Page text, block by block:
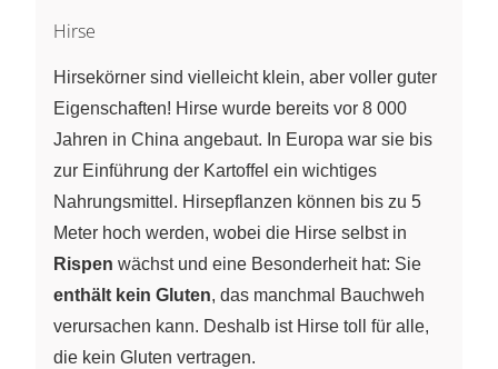
Hirse
Hirsekörner sind vielleicht klein, aber voller guter
Eigenschaften! Hirse wurde bereits vor 8 000
Jahren in China angebaut. In Europa war sie bis
zur Einführung der Kartoffel ein wichtiges
Nahrungsmittel. Hirsepflanzen können bis zu 5
Meter hoch werden, wobei die Hirse selbst in
Rispen wächst und eine Besonderheit hat: Sie
enthält kein Gluten, das manchmal Bauchweh
verursachen kann. Deshalb ist Hirse toll für alle,
die kein Gluten vertragen.